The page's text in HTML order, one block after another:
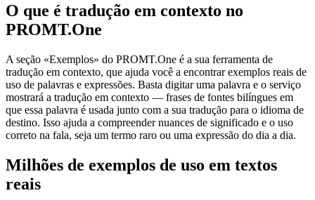
O que é tradução em contexto no
PROMT.One
A seção «Exemplos» do PROMT.One é a sua ferramenta de
tradução em contexto, que ajuda você a encontrar exemplos reais de
uso de palavras e expressões. Basta digitar uma palavra e o serviço
mostrará a tradução em contexto — frases de fontes bilíngues em
que essa palavra é usada junto com a sua tradução para o idioma de
destino. Isso ajuda a compreender nuances de significado e o uso
correto na fala, seja um termo raro ou uma expressão do dia a dia.
Milhões de exemplos de uso em textos
reais